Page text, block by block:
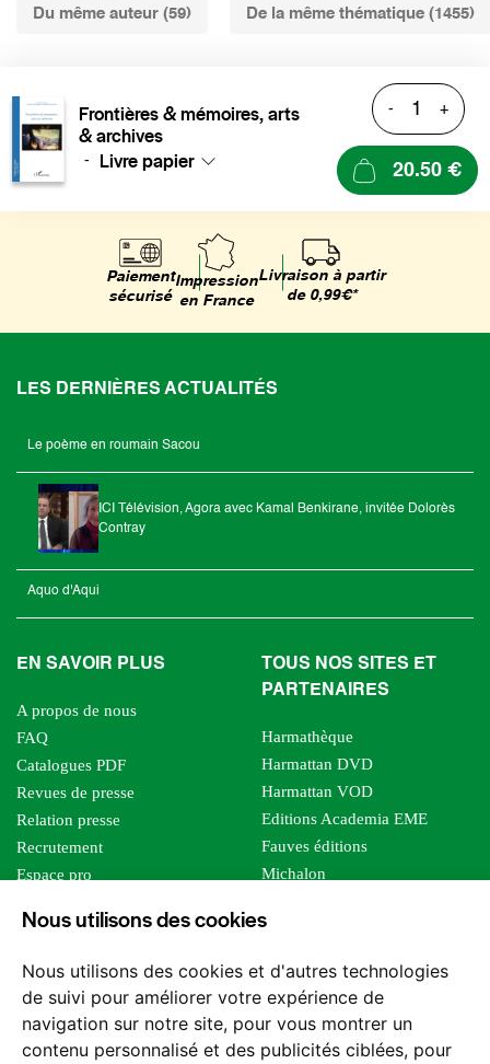
Nous utilisons des cookies
Nous utilisons des cookies et d'autres technologies
de suivi pour améliorer votre expérience de
navigation sur notre site, pour vous montrer un
contenu personnalisé et des publicités ciblées, pour
Du même auteur (59) De la même thématique (1455)
Frontières & mémoires, arts
& archives
- Livre papier
- +
20.50 €
Paiement
sécurisé
Impression
en France
Livraison à partir
de 0,99€*
LES DERNIÈRES ACTUALITÉS
Le poème en roumain Sacou
ICI Télévision, Agora avec Kamal Benkirane, invitée Dolorès
Contray
Aquo d'Aqui
EN SAVOIR PLUS
A propos de nous
FAQ
Catalogues PDF
Revues de presse
Relation presse
Recrutement
Espace pro
Foreign rights
TOUS NOS SITES ET
PARTENAIRES
Harmathèque
Harmattan DVD
Harmattan VOD
Editions Academia EME
Fauves éditions
Michalon
Editions Sutton
Les impliqués
Tous les éditeurs